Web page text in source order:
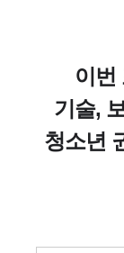
이번
기술,
청소년